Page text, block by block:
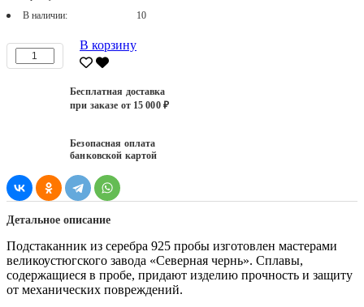
В наличии:
10
В корзину
Бесплатная доставка
при заказе от 15 000 ₽
Безопасная оплата
банковской картой
Детальное описание
Подстаканник из серебра 925 пробы изготовлен мастерами
великоустюгского завода «Северная чернь». Сплавы,
содержащиеся в пробе, придают изделию прочность и защиту
от механических повреждений.